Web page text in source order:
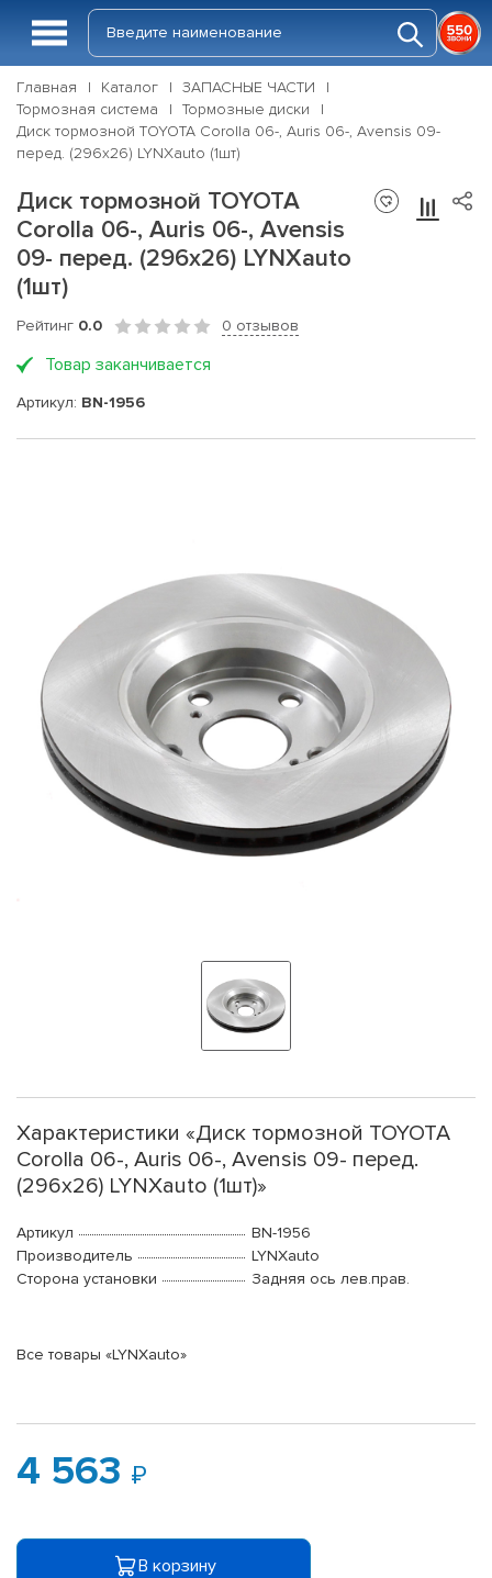
Главная Каталог
ЗАПАСНЫЕ ЧАСТИ
Тормозная система
Тормозные диски
Диск тормозной TOYOTA Corolla 06-, Auris 06-, Avensis 09-
перед. (296x26) LYNXauto (1шт)
Диск тормозной TOYOTA
Corolla 06-, Auris 06-, Avensis
09- перед. (296x26) LYNXauto
(1шт)
Рейтинг 0.0 0 отзывов
Товар заканчивается
Артикул: BN-1956
Характеристики «Диск тормозной TOYOTA
Corolla 06-, Auris 06-, Avensis 09- перед.
(296x26) LYNXauto (1шт)»
Артикул
BN-1956
Производитель
LYNXauto
Сторона установки
Задняя ось лев.прав.
Все товары «LYNXauto»
4 563
В корзину